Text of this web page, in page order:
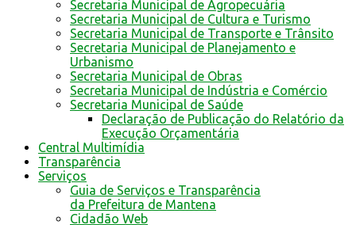
Secretaria Municipal de Agropecuária
Secretaria Municipal de Cultura e Turismo
Secretaria Municipal de Transporte e Trânsito
Secretaria Municipal de Planejamento e
Urbanismo
Secretaria Municipal de Obras
Secretaria Municipal de Indústria e Comércio
Secretaria Municipal de Saúde
Declaração de Publicação do Relatório da
Execução Orçamentária
Central Multimídia
Transparência
Serviços
Guia de Serviços e Transparência
da Prefeitura de Mantena
Cidadão Web